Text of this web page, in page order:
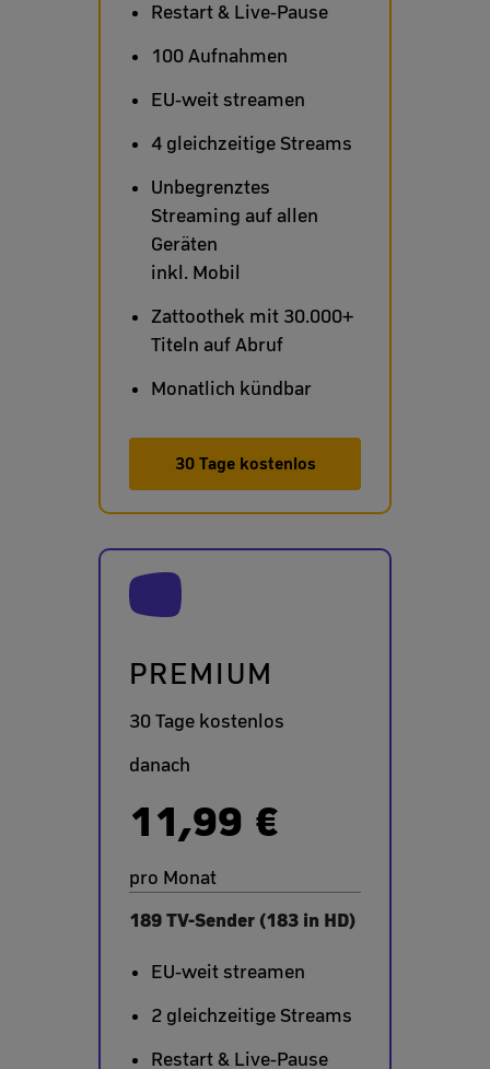
Restart & Live-Pause
100 Aufnahmen
EU-weit streamen
4 gleichzeitige Streams
Unbegrenztes
Streaming auf allen
Geräten
inkl. Mobil
Zattoothek mit 30.000+
Titeln auf Abruf
Monatlich kündbar
30 Tage kostenlos
PREMIUM
30 Tage kostenlos
danach
11,99 €
pro Monat
189 TV-Sender (183 in HD)
EU-weit streamen
2 gleichzeitige Streams
Restart & Live-Pause